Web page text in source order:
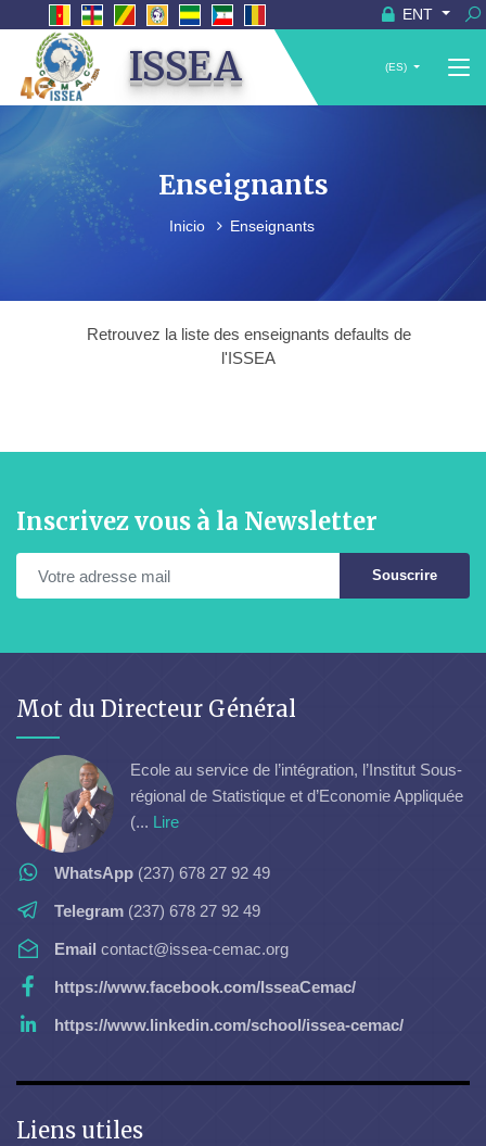
ENT
ISSEA (ES)
Enseignants
Inicio Enseignants
Retrouvez la liste des enseignants defaults de
l'ISSEA
Inscrivez vous à la Newsletter
Souscrire
Mot du Directeur Général
Ecole au service de l’intégration, l’Institut Sous-
régional de Statistique et d’Economie Appliquée
(... Lire
WhatsApp (237) 678 27 92 49
Telegram (237) 678 27 92 49
Email contact@issea-cemac.org
https://www.facebook.com/IsseaCemac/
https://www.linkedin.com/school/issea-cemac/
Liens utiles